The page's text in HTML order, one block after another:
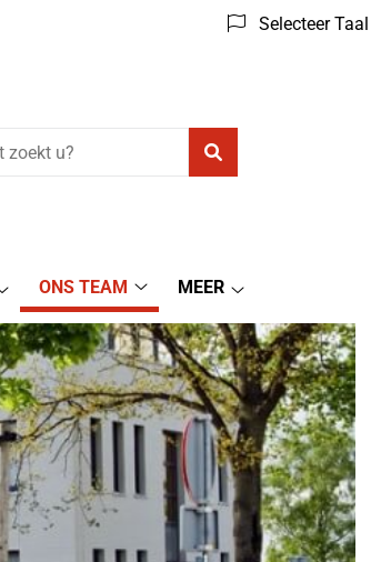
Selecteer Taal
Bereikbaarheid
submenu
ONS TEAM
Ons
Team
submenu
MEER
submenu